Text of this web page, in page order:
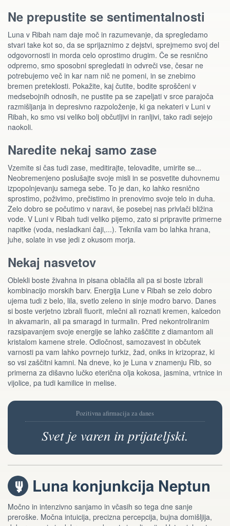
Ne prepustite se sentimentalnosti
Luna v Ribah nam daje moč in razumevanje, da spregledamo
stvari take kot so, da se sprijaznimo z dejstvi, sprejmemo svoj del
odgovornosti in morda celo oprostimo drugim. Če se resnično
odpremo, smo sposobni spregledati in odvreči vse, česar ne
potrebujemo več in kar nam nič ne pomeni, in se znebimo
bremen preteklosti. Pokažite, kaj čutite, bodite sproščeni v
medsebojnih odnosih, ne pustite pa se zapeljati v srce parajoča
razmišljanja in depresivno razpoloženje, ki ga nekateri v Luni v
Ribah, ko smo vsi veliko bolj občutljivi in ranljivi, tako radi sejejo
naokoli.
Naredite nekaj samo zase
Vzemite si čas tudi zase, meditirajte, telovadite, umirite se...
Neobremenjeno poslušajte svoje misli in se posvetite duhovnemu
izpopolnjevanju samega sebe. To je dan, ko lahko resnično
sprostimo, poživimo, prečistimo in prenovimo svoje telo in duha.
Zelo dobro se počutimo v naravi, še posebej nas privlači bližina
vode. V Luni v Ribah tudi veliko pijemo, zato si pripravite primerne
napitke (voda, nesladkani čaji,...). Teknila vam bo lahka hrana,
juhe, solate in vse jedi z okusom morja.
Nekaj nasvetov
Oblekli boste živahna in pisana oblačila ali pa si boste izbrali
kombinacijo morskih barv. Energija Lune v Ribah se zelo dobro
ujema tudi z belo, lila, svetlo zeleno in sinje modro barvo. Danes
si boste verjetno izbrali fluorit, mlečni ali roznati kremen, kalcedon
in akvamarin, ali pa smaragd in turmalin. Pred nekontroliranim
razsipavanjem svoje energije se lahko zaščitite z diamantom ali
kristalom kamene strele. Odločnost, samozavest in občutek
varnosti pa vam lahko povrnejo turkiz, žad, oniks in krizopraz, ki
so vsi zaščitni kamni. Na dneve, ko je Luna v znamenju Rib, so
primerna za dišavno lučko eterična olja kokosa, jasmina, vrtnice in
vijolice, pa tudi kamilice in melise.
Pozitivna afirmacija za danes
Svet je varen in prijateljski.
i Luna konjunkcija Neptun
Močno in intenzivno sanjamo in včasih so tega dne sanje
preroške. Močna intuicija, precizna percepcija, bujna domišljija,